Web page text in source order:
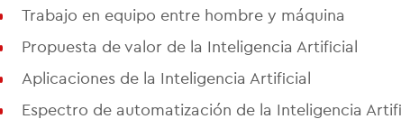
Trabajo en equipo entre hombre y máquina
Propuesta de valor de la Inteligencia Artificial
Aplicaciones de la Inteligencia Artificial
Espectro de automatización de la Inteligencia